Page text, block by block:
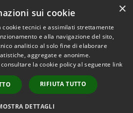
Copyright © 2026 • Comune di
Ostra Vetere • Powered by
Municipium•
Accesso
redazione
×
sui cookie
cookie tecnici e assimilati strettamente
e alla navigazione del sito,
analitico al solo fine di elaborare
aggregate e anonime.
la cookie policy al seguente link
RIFIUTA TUTTO
DETTAGLI